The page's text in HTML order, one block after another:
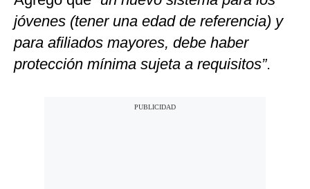
jóvenes (tener una edad de referencia) y
para afiliados mayores, debe haber
protección mínima sujeta a requisitos”.